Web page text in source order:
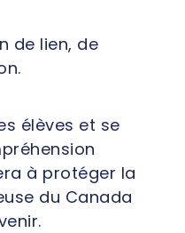
de lien, de
élèves et se
à protéger la
du Canada